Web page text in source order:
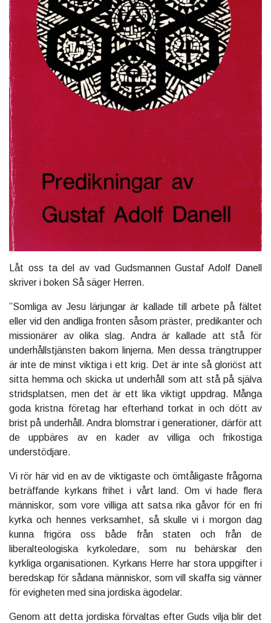
Låt oss ta del av vad Gudsmannen Gustaf Adolf Danell
skriver i boken Så säger Herren.
”Somliga av Jesu lärjungar är kallade till arbete på fältet
eller vid den andliga fronten såsom präster, predikanter och
missionärer av olika slag. Andra är kallade att stå för
underhållstjänsten bakom linjerna. Men dessa trängtrupper
är inte de minst viktiga i ett krig. Det är inte så gloriöst att
sitta hemma och skicka ut underhåll som att stå på själva
stridsplatsen, men det är ett lika viktigt uppdrag. Många
goda kristna företag har efterhand torkat in och dött av
brist på underhåll. Andra blomstrar i generationer, därför att
de uppbäres av en kader av villiga och frikostiga
understödjare.
Vi rör här vid en av de viktigaste och ömtåligaste frågorna
beträffande kyrkans frihet i vårt land. Om vi hade flera
människor, som vore villiga att satsa rika gåvor för en fri
kyrka och hennes verksamhet, så skulle vi i morgon dag
kunna frigöra oss både från staten och från de
liberalteologiska kyrkoledare, som nu behärskar den
kyrkliga organisationen. Kyrkans Herre har stora uppgifter i
beredskap för sådana människor, som vill skaffa sig vänner
för evigheten med sina jordiska ägodelar.
Genom att detta jordiska förvaltas efter Guds vilja blir det